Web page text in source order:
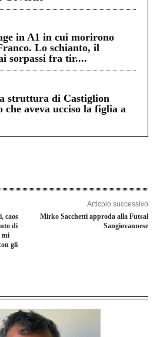
in A1 in cui morirono
Lo schianto, il
sorpassi fra tir....
struttura di Castiglion
che aveva ucciso la figlia a
caos
di
mi
gli
Articolo successivo
Mirko Sacchetti approda alla Futsal
Sangiovannese